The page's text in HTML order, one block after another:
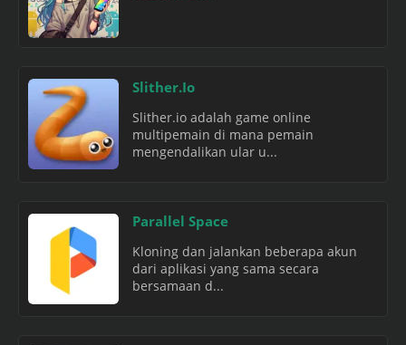
Slither.Io
Slither.io adalah game online
multipemain di mana pemain
mengendalikan ular u...
Parallel Space
Kloning dan jalankan beberapa akun
dari aplikasi yang sama secara
bersamaan d...